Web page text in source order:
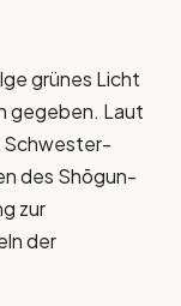
grünes Licht
gegeben. Laut
Schwester-
des Shōgun-
zur
der